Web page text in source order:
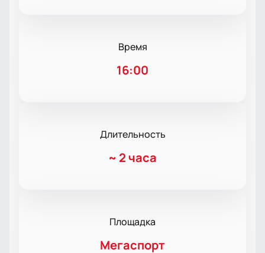
Время
16:00
Длительность
~ 2 часа
Площадка
Мегаспорт